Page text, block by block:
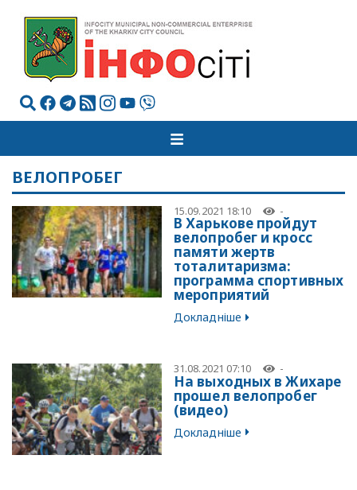
ВЕЛОПРОБЕГ
15.09.2021 18:10 -
В Харькове пройдут
велопробег и кросс
памяти жертв
тоталитаризма:
программа спортивных
мероприятий
Докладніше
31.08.2021 07:10 -
На выходных в Жихаре
прошел велопробег
(видео)
Докладніше